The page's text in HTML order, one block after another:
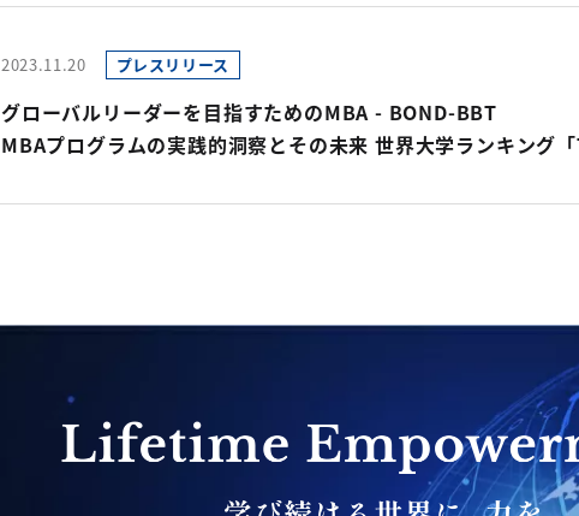
2023.11.20 プレスリリース
グローバルリーダーを目指すためのMBA - BOND-BBT
MBAプログラムの実践的洞察とその未来 世界大学ランキング
MBAプログラム現地ディレクター、Barry Burgan氏が登壇